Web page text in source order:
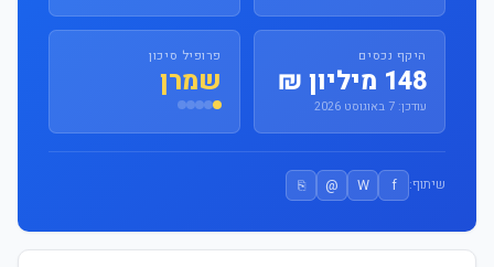
היקף נכסים
148 מיליון ₪
עודכן: 7 באוגוסט 2026
פרופיל סיכון
שמרן
שיתוף: f
W
@
⎘